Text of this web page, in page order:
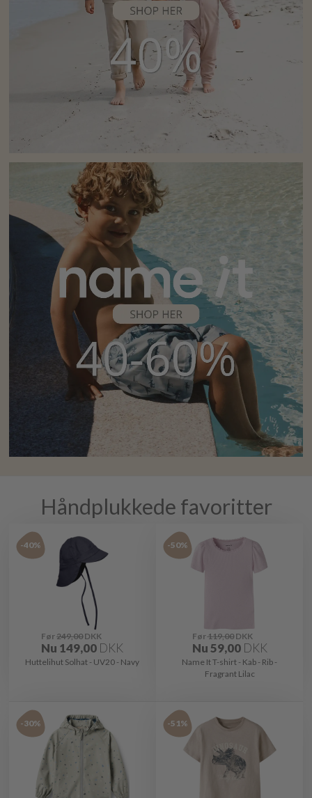
Håndplukkede favoritter
-40%
Før249,00DKK
Nu 149,00 DKK
Huttelihut Solhat - UV20 - Navy
-50%
Før119,00DKK
Nu59,00 DKK
Name It T-shirt - Kab - Rib -
Fragrant Lilac
-30% -51%